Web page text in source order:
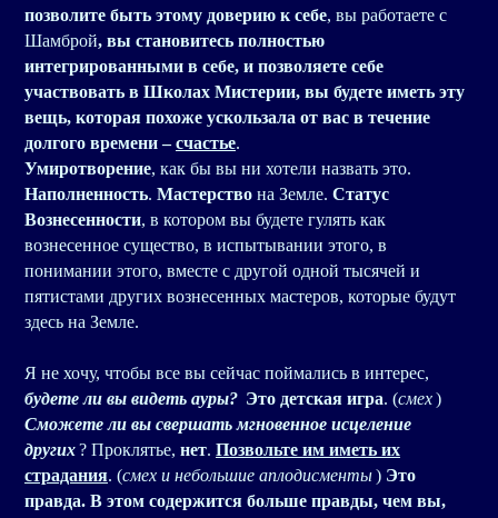
позволите быть этому доверию к себе, вы работаете с
Шамброй, вы становитесь полностью
интегрированными в себе, и позволяете себе
участвовать в Школах Мистерии, вы будете иметь эту
вещь, которая похоже ускользала от вас в течение
долгого времени –счастье.
Умиротворение, как бы вы ни хотели назвать это.
Наполненность. Мастерство на Земле. Статус
Вознесенности, в котором вы будете гулять как
вознесенное существо, в испытывании этого, в
понимании этого, вместе с другой одной тысячей и
пятистами других вознесенных мастеров, которые будут
здесь на Земле.
Я не хочу, чтобы все вы сейчас поймались в интерес,
будете ли вы видеть ауры? Это детская игра. (смех)
Сможете ли вы свершать мгновенное исцеление
других? Проклятье, нет. Позвольте им иметь их
страдания. (смех и небольшие аплодисменты) Это
правда. В этом содержится больше правды, чем вы,